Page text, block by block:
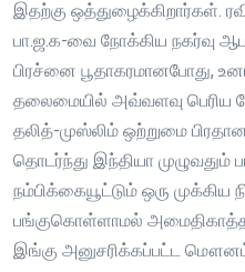
இதற்கு ஒத்துழைக்கிறார்கள்.
பா.ஜ.க-வை நோக்கிய நகர்வு
பிரச்னை பூதாகரமானபோது,
தலைமையில் அவ்வளவு பெரிய
தலித்-முஸ்லிம் ஒற்றுமை
தொடர்ந்து இந்தியா முழுவதும்
நம்பிக்கையூட்டும் ஒரு
பங்குகொள்ளாமல் அமைதிகாத்த
இங்கு அனுசரிக்கப்பட்ட மௌனம்